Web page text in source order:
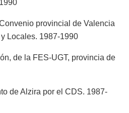
provincial de Valencia
Locales. 1987-1990
de la FES-UGT, provincia de
de Alzira por el CDS. 1987-